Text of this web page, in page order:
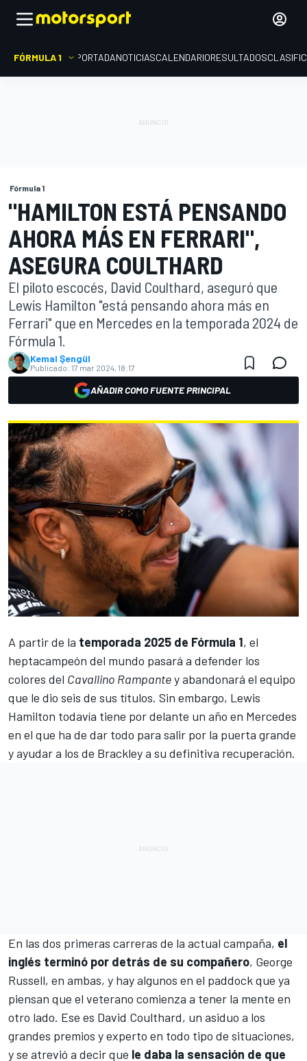
FÓRMULA 1 PORTADANOTICIASCALENDARIORESULTADOS
Fórmula 1
"HAMILTON ESTÁ PENSANDO
AHORA MÁS EN FERRARI",
ASEGURA COULTHARD
El piloto escocés, David Coulthard, aseguró que
Lewis Hamilton "está pensando ahora más en
Ferrari" que en Mercedes en la temporada 2024 de
Fórmula 1.
Kemal Şengül
Publicado: 17 mar 2024, 18:17
AÑADIR COMO FUENTE PRINCIPAL
A partir de la temporada 2025 de Fórmula 1, el
heptacampeón del mundo pasará a defender los
colores del Cavallino Rampantey abandonará el equipo
que le dio seis de sus títulos. Sin embargo, Lewis
Hamilton todavía tiene por delante un año en Mercedes
en el que ha de dar todo para salir por la puerta grande
y ayudar a los de Brackley a su definitiva recuperación.
En las dos primeras carreras de la actual campaña, el
inglés terminó por detrás de su compañero, George
Russell, en ambas, y hay algunos en el paddock que ya
piensan que el veterano comienza a tener la mente en
otro lado. Ese es David Coulthard, un asiduo a los
grandes premios y experto en todo tipo de situaciones,
y se atrevió a decir que le daba la sensación de que